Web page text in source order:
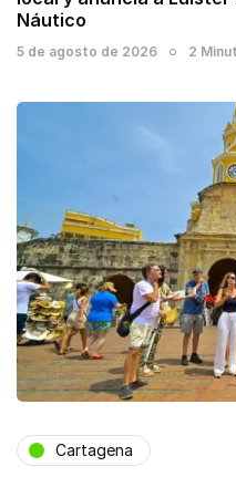
Náutico
5 de agosto de 2026 2
Cartagena